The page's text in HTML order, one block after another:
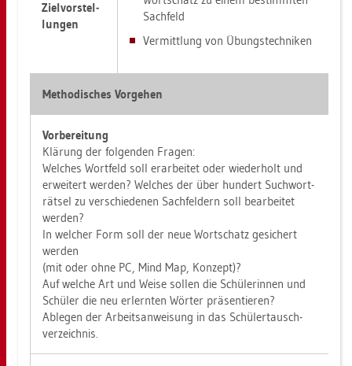
Ziel­vor­stel­
lun­gen
Sach­feld
Ver­mitt­lung von Übungs­tech­ni­ken
Me­tho­di­sches Vor­ge­hen
Vor­be­rei­tung
Klä­rung der fol­gen­den Fra­gen:
Wel­ches Wort­feld soll er­ar­bei­tet oder wie­der­holt und
er­wei­tert wer­den? Wel­ches der über hun­dert Such­wort­
rät­sel zu ver­schie­de­nen Sach­fel­dern soll be­ar­bei­tet
wer­den?
In wel­cher Form soll der neue Wort­schatz ge­si­chert
wer­den
(mit oder ohne PC, Mind Map, Kon­zept)?
Auf wel­che Art und Weise sol­len die Schü­le­rin­nen und
Schü­ler die neu er­lern­ten Wör­ter prä­sen­tie­ren?
Ab­le­gen der Ar­beits­an­wei­sung in das Schü­ler­tausch­
ver­zeich­nis.